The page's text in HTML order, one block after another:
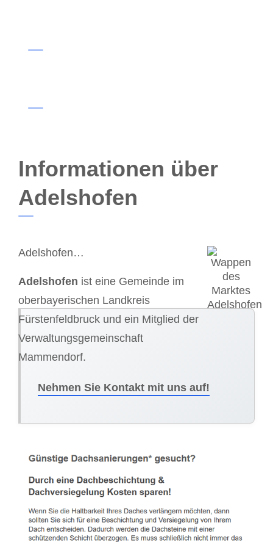
Informationen über
Adelshofen
Adelshofen…
Adelshofen ist eine Gemeinde im
oberbayerischen Landkreis
Fürstenfeldbruck und ein Mitglied der
Verwaltungsgemeinschaft
Mammendorf.
Nehmen Sie Kontakt mit uns auf!